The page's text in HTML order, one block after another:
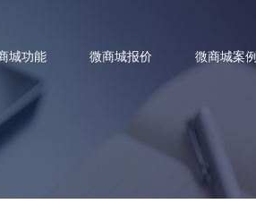
城功能 微商城报价 微商城案例